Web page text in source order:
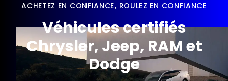
ACHETEZ EN CONFIANCE, ROULEZ EN CONFIANCE
Véhicules certifiés
Chrysler, Jeep, RAM et
Dodge